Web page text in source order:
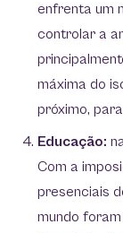
enfrenta um
controlar a
máxima do
próximo,
Educação:
Com a
presenciais
mundo